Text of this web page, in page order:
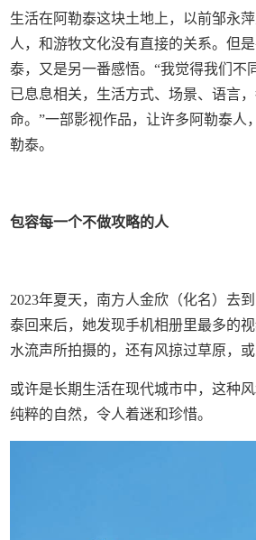
生活在阿勒泰这块土地上，以前邹永
人，和游牧文化没有直接的关系。但
泰，又是另一番感悟。“我觉得我们不
已息息相关，生活方式、场景、语言
命。”一部影视作品，让许多阿勒泰人
勒泰。
包容每一个不做攻略的人
2023年夏天，南方人金欣（化名）去
泰回来后，她发现手机相册里最多的
水流声所拍摄的，还有风掠过草原，或
或许是长期生活在现代城市中，这种
纯粹的自然，令人着迷和珍惜。